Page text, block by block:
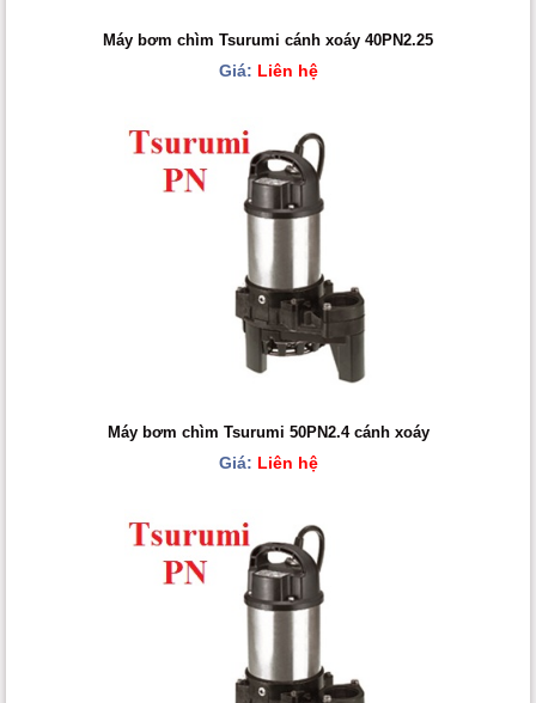
Máy bơm chìm Tsurumi cánh xoáy 40PN2.25
Giá: Liên hệ
Máy bơm chìm Tsurumi 50PN2.4 cánh xoáy
Giá: Liên hệ